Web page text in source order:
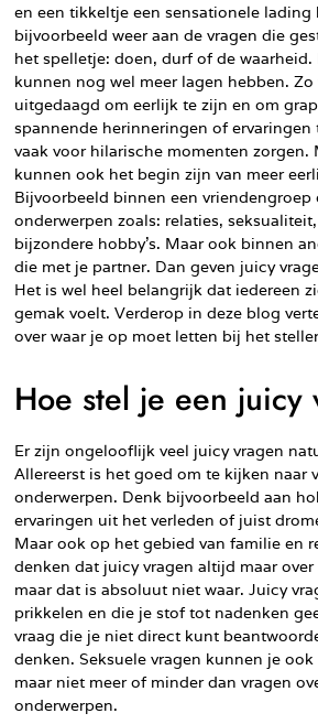
en een tikkeltje een sensationele lading
bijvoorbeeld weer aan de vragen die
het spelletje: doen, durf of de waarheid.
kunnen nog wel meer lagen hebben.
uitgedaagd om eerlijk te zijn en om
spannende herinneringen of ervaringen
vaak voor hilarische momenten zorgen.
kunnen ook het begin zijn van meer
Bijvoorbeeld binnen een vriendengroep
onderwerpen zoals: relaties,
bijzondere hobby’s. Maar ook binnen
die met je partner. Dan geven juicy
Het is wel heel belangrijk dat iedereen
gemak voelt. Verderop in deze blog
over waar je op moet letten bij het
Hoe stel je een juicy
Er zijn ongelooflijk veel juicy vragen
Allereerst is het goed om te kijken naar
onderwerpen. Denk bijvoorbeeld aan
ervaringen uit het verleden of juist
Maar ook op het gebied van familie en
denken dat juicy vragen altijd maar over
maar dat is absoluut niet waar. Juicy
prikkelen en die je stof tot nadenken
vraag die je niet direct kunt
denken. Seksuele vragen kunnen je
maar niet meer of minder dan vragen
onderwerpen.